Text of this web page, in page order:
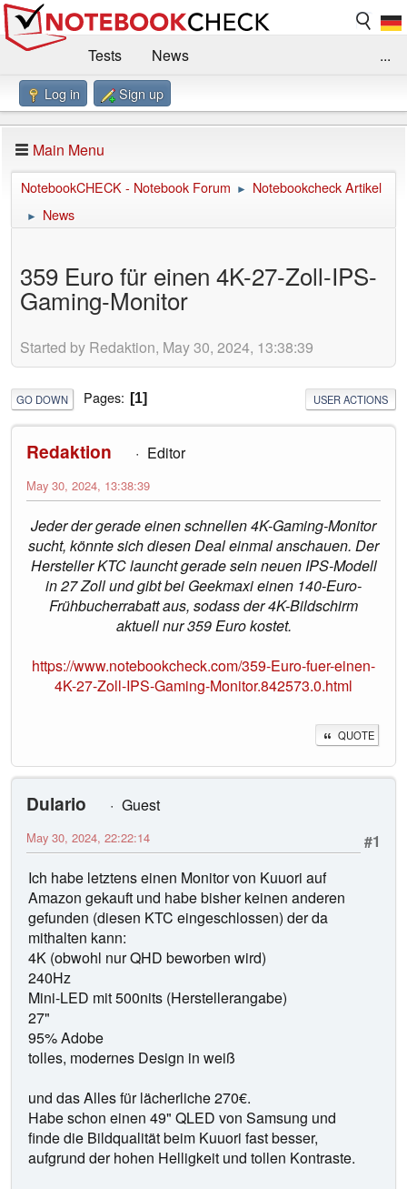
Tests
News
Benchmarks / Technik
Forum
Impressum
...
Log in Sign up
Main Menu
NotebookCHECK - Notebook Forum ► Notebookcheck Artikel
► News
359 Euro für einen 4K-27-Zoll-IPS-
Gaming-Monitor
Started by Redaktion, May 30, 2024, 13:38:39
GO DOWN Pages 1 USER ACTIONS
Redaktion Editor
May 30, 2024, 13:38:39
Jeder der gerade einen schnellen 4K-Gaming-Monitor
sucht, könnte sich diesen Deal einmal anschauen. Der
Hersteller KTC launcht gerade sein neuen IPS-Modell
in 27 Zoll und gibt bei Geekmaxi einen 140-Euro-
Frühbucherrabatt aus, sodass der 4K-Bildschirm
aktuell nur 359 Euro kostet.
https://www.notebookcheck.com/359-Euro-fuer-einen-
4K-27-Zoll-IPS-Gaming-Monitor.842573.0.html
QUOTE
Dulario
Guest
#1
May 30, 2024, 22:22:14
Ich habe letztens einen Monitor von Kuuori auf
Amazon gekauft und habe bisher keinen anderen
gefunden (diesen KTC eingeschlossen) der da
mithalten kann:
4K (obwohl nur QHD beworben wird)
240Hz
Mini-LED mit 500nits (Herstellerangabe)
27"
95% Adobe
tolles, modernes Design in weiß
und das Alles für lächerliche 270€.
Habe schon einen 49" QLED von Samsung und
finde die Bildqualität beim Kuuori fast besser,
aufgrund der hohen Helligkeit und tollen Kontraste.